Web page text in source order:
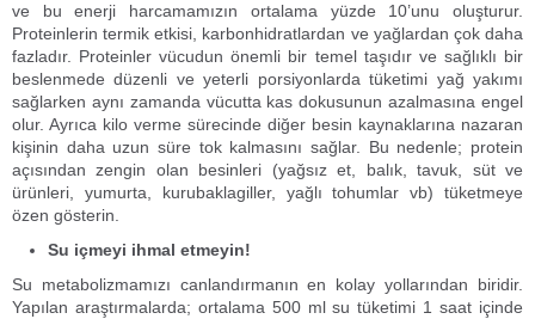
ve bu enerji harcamamızın ortalama yüzde 10’unu oluşturur.
Proteinlerin termik etkisi, karbonhidratlardan ve yağlardan çok daha
fazladır. Proteinler vücudun önemli bir temel taşıdır ve sağlıklı bir
beslenmede düzenli ve yeterli porsiyonlarda tüketimi yağ yakımı
sağlarken aynı zamanda vücutta kas dokusunun azalmasına engel
olur. Ayrıca kilo verme sürecinde diğer besin kaynaklarına nazaran
kişinin daha uzun süre tok kalmasını sağlar. Bu nedenle; protein
açısından zengin olan besinleri (yağsız et, balık, tavuk, süt ve
ürünleri, yumurta, kurubaklagiller, yağlı tohumlar vb) tüketmeye
özen gösterin.
Su içmeyi ihmal etmeyin!
Su metabolizmamızı canlandırmanın en kolay yollarından biridir.
Yapılan araştırmalarda; ortalama 500 ml su tüketimi 1 saat içinde